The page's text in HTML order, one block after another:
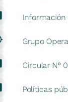
Información
Grupo
Circular N°
Políticas